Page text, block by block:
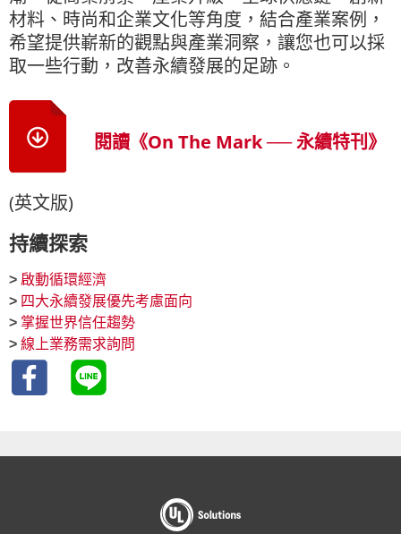
材料、時尚和企業文化等角度，結合產業案例，
希望提供嶄新的觀點與產業洞察，讓您也可以採
取一些行動，改善永續發展的足跡。
閱讀《On The Mark ── 永續特刊》
(英文版)
持續探索
> 啟動循環經濟
> 四大永續發展優先考慮面向
> 掌握世界信任趨勢
> 線上業務需求詢問